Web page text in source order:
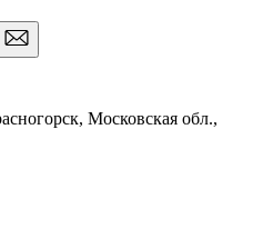
Московская обл.,